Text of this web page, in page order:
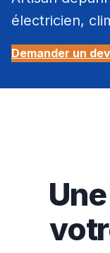
électricien,
Demander un